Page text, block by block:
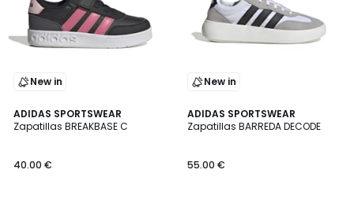
New in
ADIDAS SPORTSWEAR
Zapatillas BREAKBASE C
40.00 €
4,9
/ 5
2
Colores
New in
ADIDAS SPORTSWEAR
Zapatillas BARREDA DECODE
55.00 €
4,8
/ 5
2
Colores